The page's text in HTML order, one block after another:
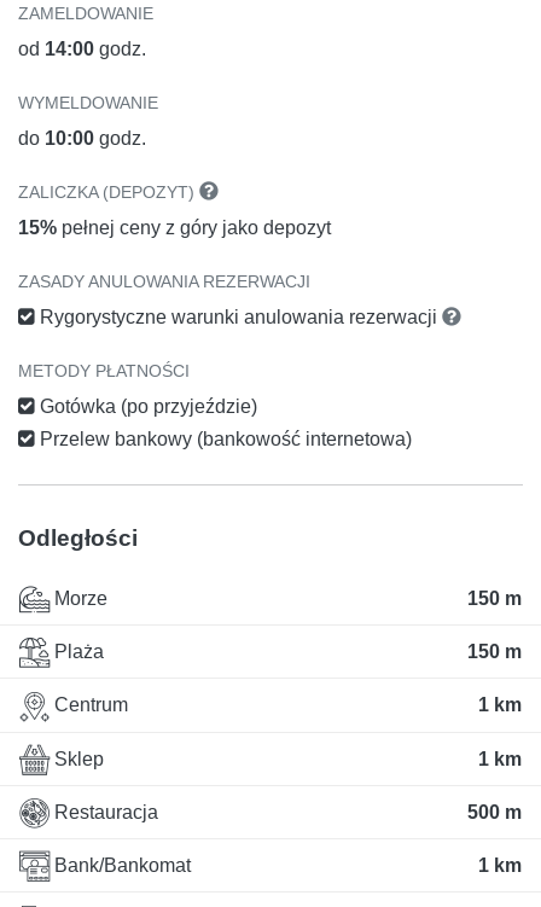
ZAMELDOWANIE
od 14:00 godz.
WYMELDOWANIE
do 10:00 godz.
ZALICZKA (DEPOZYT)
15% pełnej ceny z góry jako depozyt
ZASADY ANULOWANIA REZERWACJI
Rygorystyczne warunki anulowania rezerwacji
METODY PŁATNOŚCI
Gotówka (po przyjeździe)
Przelew bankowy (bankowość internetowa)
Odległości
Morze 150 m
Plaża 150 m
Centrum 1 km
Sklep 1 km
Restauracja 500 m
Bank/Bankomat 1 km